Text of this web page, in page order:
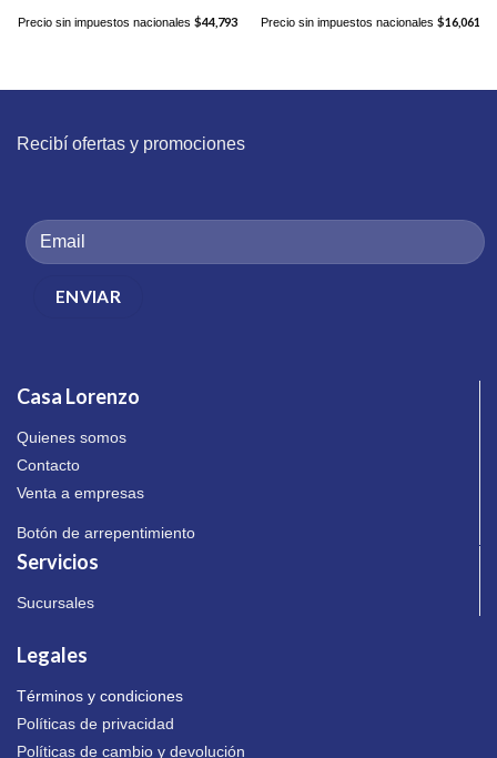
Precio sin impuestos nacionales $44,793 Precio sin impuestos nacionales $16,061
Recibí ofertas y promociones
Casa Lorenzo
Quienes somos
Contacto
Venta a empresas
Botón de arrepentimiento
Servicios
Sucursales
Legales
Términos y condiciones
Políticas de privacidad
Políticas de cambio y devolución